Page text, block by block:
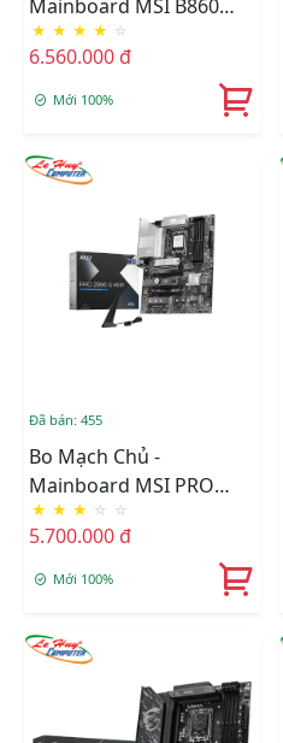
Mainboard MSI B860
GAMING PLUS WIFI
DDR5
★ ★ ★ ★ ☆
6.560.000 đ
Mới 100%
Đã bán: 455
Bo Mạch Chủ -
Mainboard MSI PRO
Z890-S WIFI DDR5
★ ★ ★ ☆ ☆
5.700.000 đ
Mới 100%